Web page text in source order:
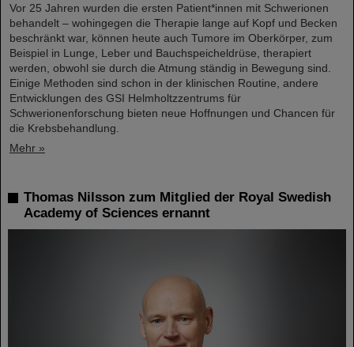
Vor 25 Jahren wurden die ersten Patient*innen mit Schwerionen
behandelt – wohingegen die Therapie lange auf Kopf und Becken
beschränkt war, können heute auch Tumore im Oberkörper, zum
Beispiel in Lunge, Leber und Bauchspeicheldrüse, therapiert
werden, obwohl sie durch die Atmung ständig in Bewegung sind.
Einige Methoden sind schon in der klinischen Routine, andere
Entwicklungen des GSI Helmholtzzentrums für
Schwerionenforschung bieten neue Hoffnungen und Chancen für
die Krebsbehandlung.
Mehr »
Thomas Nilsson zum Mitglied der Royal Swedish
Academy of Sciences ernannt